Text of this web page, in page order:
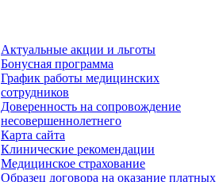
Актуальные акции и льготы
Бонусная программа
График работы медицинских
сотрудников
Доверенность на сопровождение
несовершеннолетнего
Карта сайта
Клинические рекомендации
Медицинское страхование
Образец договора на оказание платных